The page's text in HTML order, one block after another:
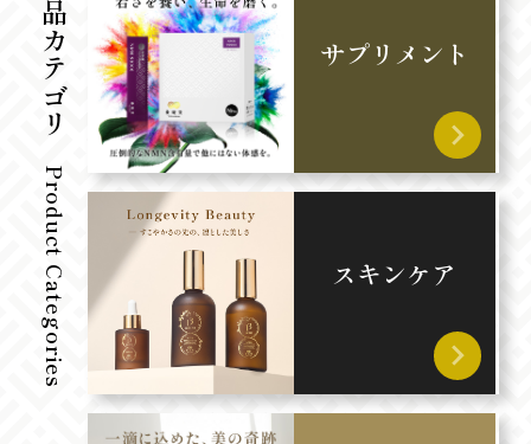
製品カテゴリ
Product Categories
サプリメント
スキンケア